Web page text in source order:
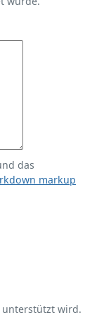
das
markup
unterstützt wird.